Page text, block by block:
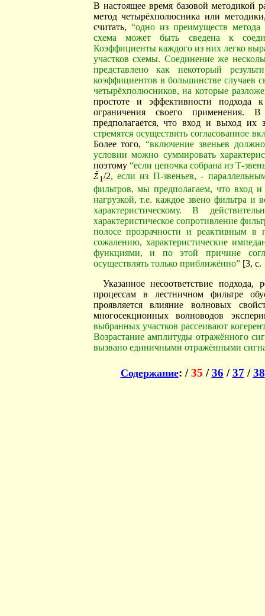
В настоящее время базовой методикой
метод четырёхполюсника или
считать, “одно из преимуществ
схема может быть сведена к
Коэффициенты каждого из них легко
участков схемы. Соединение же
представлено как некоторый
коэффициентов в большинстве
четырёхполюсников, на которые
простоте и эффективности подхода
ограничения своего применения.
предполагается, что вход и выход их
стремятся осуществить согласованное
Более того,“включение звеньев
условии можно суммировать
поэтому “если цепочка собрана из Т-
1/2, если из П-звеньев, -
фильтров, мы предполагаем, что вход
нагрузкой, т.е. каждое звено фильтра
характеристическому. В
характеристическое сопротивление
полосе прозрачности и реактивным в
сожалению, характеристические
функциями, и по этой причине
осуществлять только приближённо”[3, с.
Указанное несоответствие
процессам в лестничном фильтре
проявляется влияние волновых
многосекционных волноводов
выбранных участков рассеивают
Возрастание амплитуды отражённого
вызвано единичными отражёнными
Содержание: /35 / 36 /37 /38